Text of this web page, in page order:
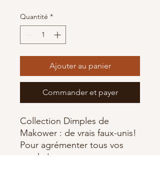
pour
10
Centimètres
Quantité *
Ajouter au panier
Commander et payer
Collection Dimples de
Makower : de vrais faux-unis!
Pour agrémenter tous vos
patchs!